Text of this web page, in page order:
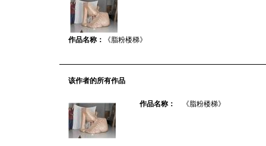
作品名称： 《脂粉楼梯》
该作者的所有作品
作品名称： 《脂粉楼梯》